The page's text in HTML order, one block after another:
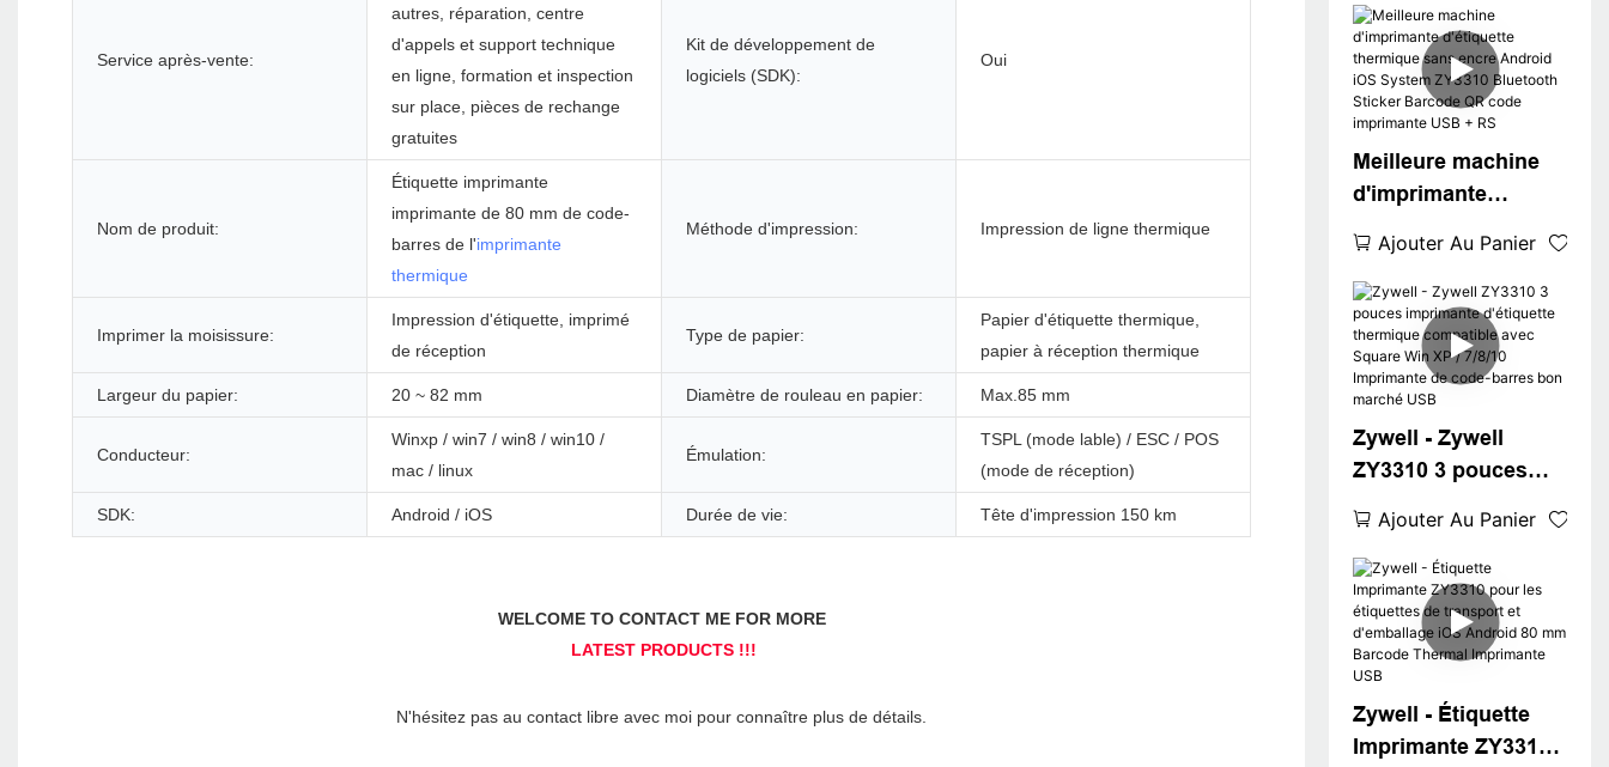
POPULAIRE
IMPRIMANCE
THERMIQUE POS
80MM 3
LA ÉTIQUEMENT
THERMINE USB +
WiFi
Meilleure machine
d'imprimante
thermique sans
encre Android iOS
System ZY3310
Bluetooth Sticker
Barcode QR code
RS
Ajouter Au Panier
Zywell - Zywell
ZY3310 3 pouces
d'étiquette
thermique
compatible avec
Square Win XP /
7/8/10 Imprimante de
code-barres bon
marché USB
Ajouter Au Panier
Zywell - Étiquette
Imprimante ZY3310
Service après-vente:
autres, réparation, centre
d'appels et support technique
en ligne, formation et inspection
sur place, pièces de rechange
gratuites
Kit de développement de
logiciels (SDK):
Oui
Nom de produit:
Étiquette imprimante
imprimante de 80 mm de code-
barres de l'imprimante
thermique
Méthode d'impression: Impression de ligne thermique
Imprimer la moisissure:
Impression d'étiquette, imprimé
de réception
Type de papier:
Papier d'étiquette thermique,
papier à réception thermique
Largeur du papier: 20 ~ 82 mm Diamètre de rouleau en papier: Max.85 mm
Conducteur:
Winxp / win7 / win8 / win10 /
mac / linux
Émulation:
TSPL (mode lable) / ESC / POS
(mode de réception)
SDK: Android / iOS Durée de vie: Tête d'impression 150 km